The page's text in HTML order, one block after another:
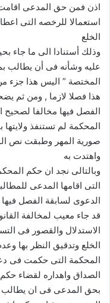
اذن فمن حق المدعى اقامت
استعمالا للرخصه التى
الخلع
وذلك أستنادا الى ما جاء
عليه وشأنه فى أن يطالب
المختصة ” اليس هذا جزء
هذا فصلا لازما , ومن ثم
الفصل فيها مخالفا لصحيح
المحكمة لم تستنفذ
صورية المهر وطبقت نص
واهتدت به
وبالتالى نجد ان حكم
التى اقامها المدعى
الدعوى لسابقة الفصل فيها
قد جاء معيب لمخالفة
الاستدلال والقصور فى
الخلع وتدقيق النظر بها
المحكمة التى حكمت فى
الصداق واهداره لقضاء
بحق المدعى فى ان يطالب